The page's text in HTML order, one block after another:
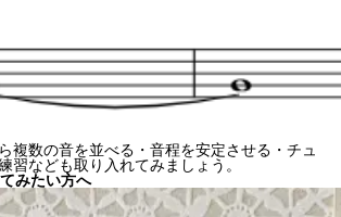
複数の音を並べる・音程を安定させる・チュ
習なども取り入れてみましょう。
みたい方へ